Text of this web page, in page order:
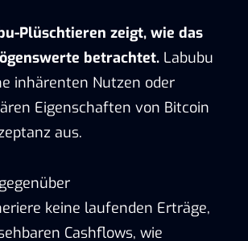
Plüschtieren zeigt, wie das
betrachtet. Labubu
inhärenten Nutzen oder
Eigenschaften von Bitcoin
aus.
keine laufenden Erträge,
Cashflows, wie